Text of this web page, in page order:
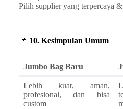
Pilih supplier yang terpercaya
📌 10. Kesimpulan Umum
Jumbo Bag Baru
Lebih kuat, aman,
profesional, dan bisa
custom